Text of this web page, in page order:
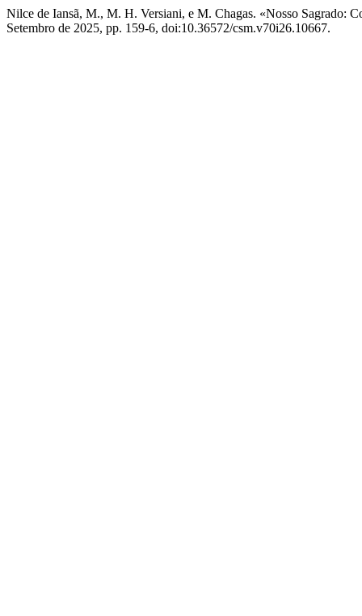
Nilce de Iansã, M., M. H. Versiani, e M. Chagas. «Nosso Sagrado:
Setembro de 2025, pp. 159-6, doi:10.36572/csm.v70i26.10667.